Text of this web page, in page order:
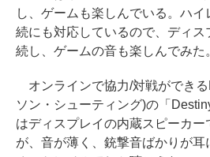
し、ゲームも楽しんでいる。ハ
続にも対応しているので、ディ
続し、ゲームの音も楽しんでみた
オンラインで協力/対戦ができ
ソン・シューティング)の「
はディスプレイの内蔵スピーカ
が、音が薄く、銃撃音ばかりが